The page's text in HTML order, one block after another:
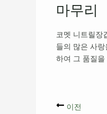
마무리
코멧 니트릴장
들의 많은 사
하여 그 품질
이전